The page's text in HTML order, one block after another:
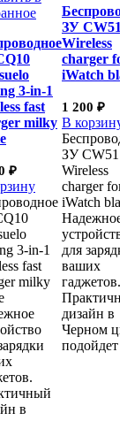
3-in-1
fast
milky
₽
3-in-1
fast
milky
в
ЗУ CW51
Wireless
charger
iWatch
1 200 ₽
В корзину
ЗУ CW51
Wireless
charger for
iWatch
Надежное
для
ваших
гаджетов.
дизайн в
Черном
подойдет